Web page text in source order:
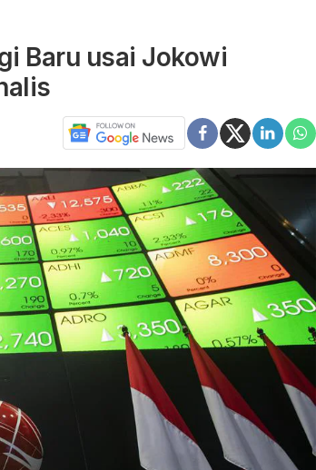
Baru usai Jokowi